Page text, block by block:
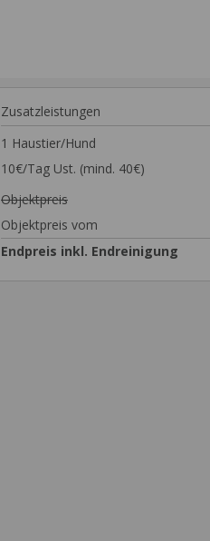
Zusatzleistungen
1 Haustier/Hund
10€/Tag Ust. (mind. 40€)
Objektpreis
Objektpreis vom
Endpreis inkl. Endreinigung